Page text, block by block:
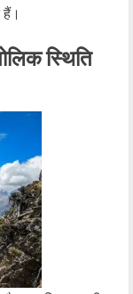
स्थिति